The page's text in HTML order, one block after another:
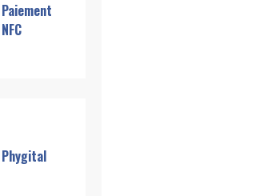
Paiement
NFC
Phygital